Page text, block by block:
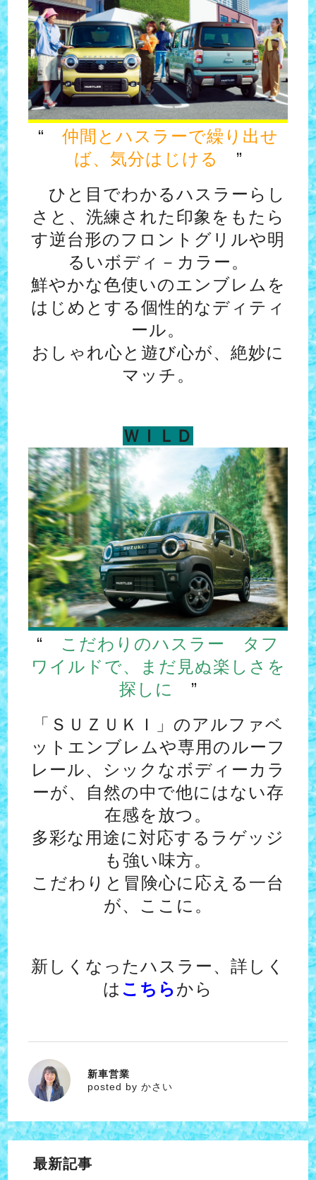
“ 仲間とハスラーで繰り出せ
ば、気分はじける
”
ひと目でわかるハスラーらし
さと、洗練された印象をもたら
す逆台形のフロントグリルや明
るいボディ－カラー。
鮮やかな色使いのエンブレムを
はじめとする個性的なディティ
ール。
おしゃれ心と遊び心が、絶妙に
マッチ。
ＷＩＬＤ
“
こだわりのハスラー タフ
ワイルドで、まだ見ぬ楽しさを
探しに
”
「ＳＵＺＵＫＩ」のアルファベ
ットエンブレムや専用のルーフ
レール、シックなボディーカラ
ーが、自然の中で他にはない存
在感を放つ。
多彩な用途に対応するラゲッジ
も強い味方。
こだわりと冒険心に応える一台
が、ここに。
新しくなったハスラー、詳しく
は こちらから
かさい
新車営業
posted by かさい
最新記事